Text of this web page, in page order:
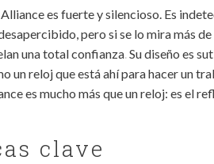
es fuerte y silencioso. Es
pero si se lo mira más de
una total confianza Su diseño es
un reloj que está ahí para hacer un
es mucho más que un reloj: es el
clave